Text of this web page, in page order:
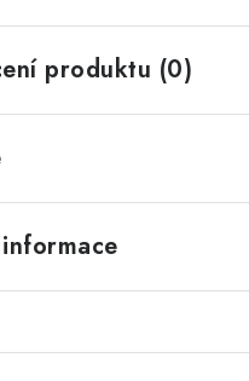
produktu (0)